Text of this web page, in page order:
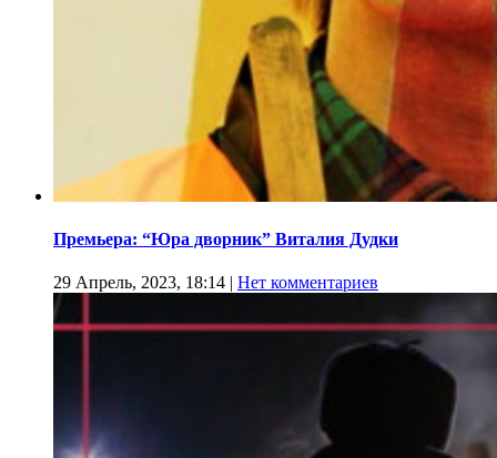
Премьера: “Юра дворник” Виталия Дудки
29 Апрель, 2023, 18:14 | Нет комментариев